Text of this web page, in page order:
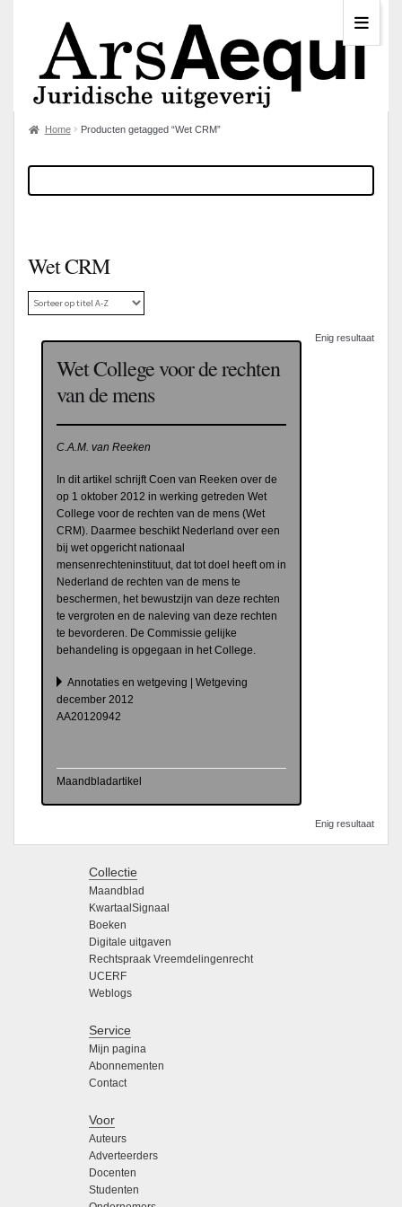
Home Producten getagged “Wet CRM”
Wet CRM
Enig resultaat
Wet College voor de rechten
van de mens
C.A.M. van Reeken
In dit artikel schrijft Coen van Reeken over de
op 1 oktober 2012 in werking getreden Wet
College voor de rechten van de mens (Wet
CRM). Daarmee beschikt Nederland over een
bij wet opgericht nationaal
mensenrechteninstituut, dat tot doel heeft om in
Nederland de rechten van de mens te
beschermen, het bewustzijn van deze rechten
te vergroten en de naleving van deze rechten
te bevorderen. De Commissie gelijke
behandeling is opgegaan in het College.
Annotaties en wetgeving | Wetgeving
december 2012
AA20120942
Maandbladartikel
Enig resultaat
Collectie
Maandblad
KwartaalSignaal
Boeken
Digitale uitgaven
Rechtspraak Vreemdelingenrecht
UCERF
Weblogs
Service
Mijn pagina
Abonnementen
Contact
Voor
Auteurs
Adverteerders
Docenten
Studenten